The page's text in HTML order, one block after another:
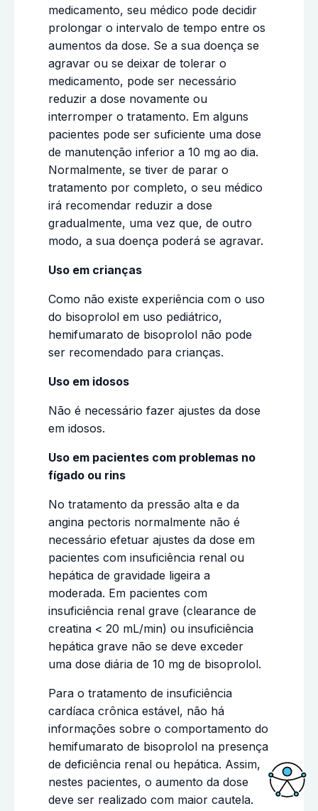
medicamento, seu médico pode decidir
prolongar o intervalo de tempo entre os
aumentos da dose. Se a sua doença se
agravar ou se deixar de tolerar o
medicamento, pode ser necessário
reduzir a dose novamente ou
interromper o tratamento. Em alguns
pacientes pode ser suficiente uma dose
de manutenção inferior a 10 mg ao dia.
Normalmente, se tiver de parar o
tratamento por completo, o seu médico
irá recomendar reduzir a dose
gradualmente, uma vez que, de outro
modo, a sua doença poderá se agravar.
Uso em crianças
Como não existe experiência com o uso
do bisoprolol em uso pediátrico,
hemifumarato de bisoprolol não pode
ser recomendado para crianças.
Uso em idosos
Não é necessário fazer ajustes da dose
em idosos.
Uso em pacientes com problemas no
fígado ou rins
No tratamento da pressão alta e da
angina pectoris normalmente não é
necessário efetuar ajustes da dose em
pacientes com insuficiência renal ou
hepática de gravidade ligeira a
moderada. Em pacientes com
insuficiência renal grave (clearance de
creatina < 20 mL/min) ou insuficiência
hepática grave não se deve exceder
uma dose diária de 10 mg de bisoprolol.
Para o tratamento de insuficiência
cardíaca crônica estável, não há
informações sobre o comportamento do
hemifumarato de bisoprolol na presença
de deficiência renal ou hepática. Assim,
nestes pacientes, o aumento da dose
deve ser realizado com maior cautela.